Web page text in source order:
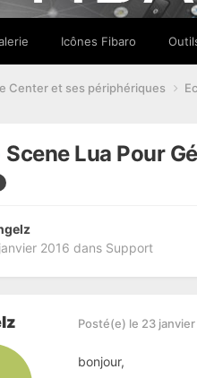
Icônes Fibaro
Center et ses périphériques
Scene Lua Pour
2016 dans Support
Posté(e) le 23
bonjour,